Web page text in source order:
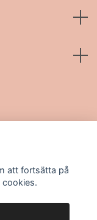
att fortsätta på
cookies.